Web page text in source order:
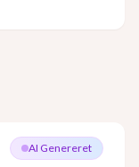
AI Genereret